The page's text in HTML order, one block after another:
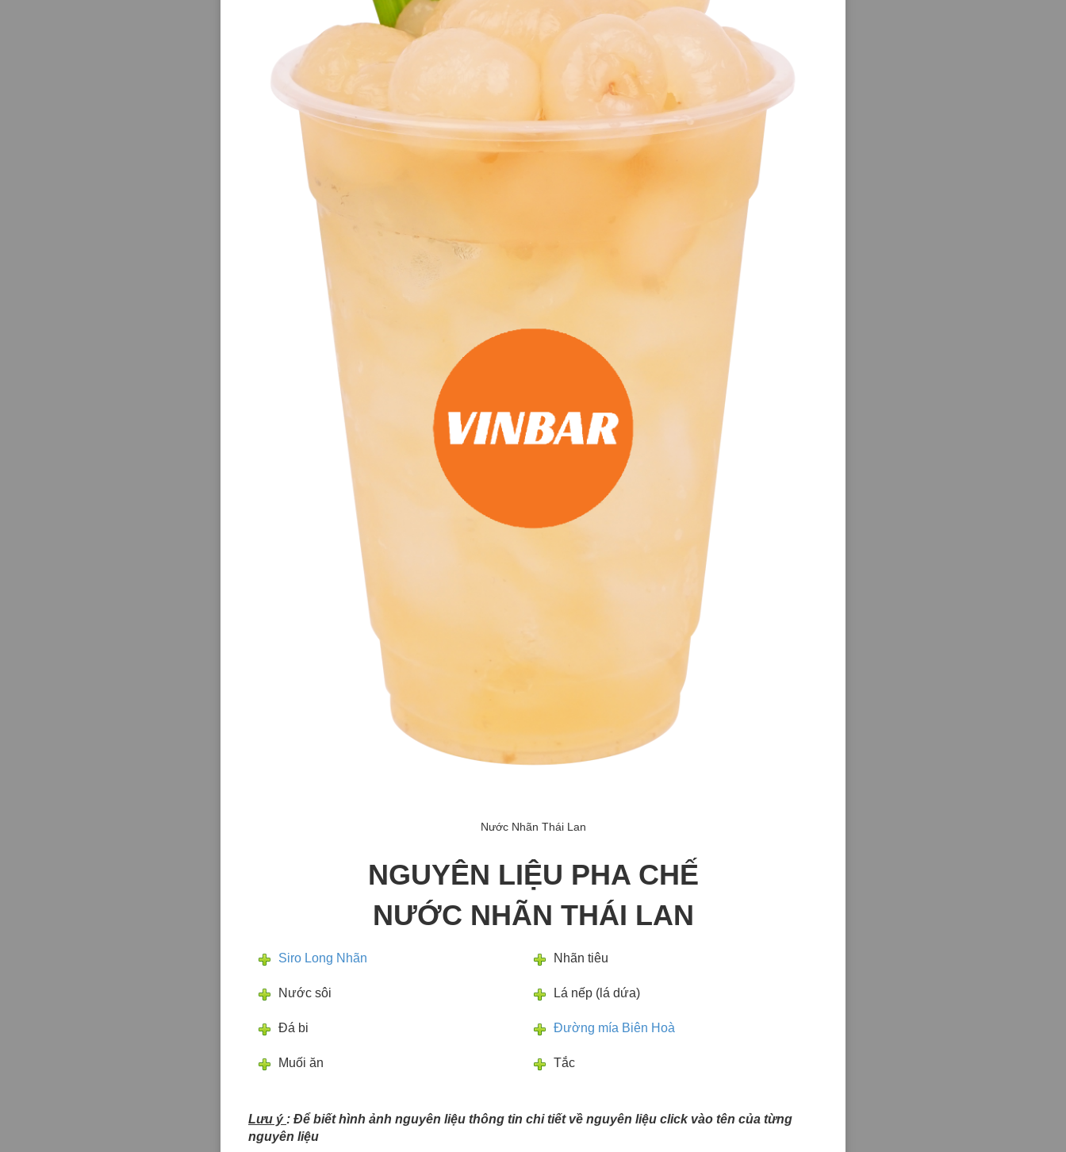
Nước Nhãn Thái Lan
NGUYÊN LIỆU PHA CHẾ
NƯỚC NHÃN THÁI LAN
Siro Long Nhãn
Nước sôi
Đá bi
Muối ăn
Nhãn tiêu
Lá nếp (lá dứa)
Đường mía Biên Hoà
Tắc
Lưu ý : Để biết hình ảnh nguyên liệu thông tin chi tiết về nguyên liệu click vào tên của từng
nguyên liệu